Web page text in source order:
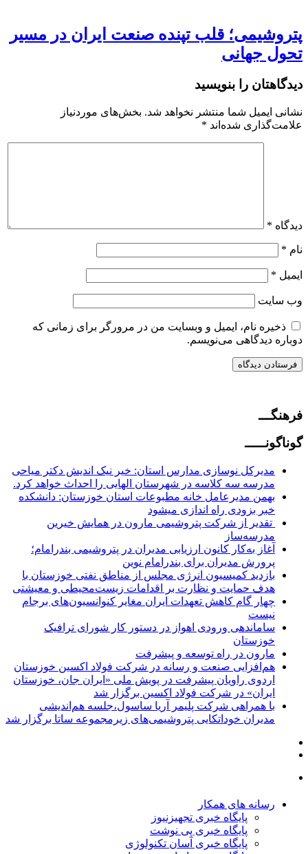
پتروشیمی؛ قلب تپنده صنعت ایران در مسیر
تحول جهانی
دیدگاهتان را بنویسید
نشانی ایمیل شما منتشر نخواهد شد. بخش‌های موردنیاز
علامت‌گذاری شده‌اند *
دیدگاه *
نام *
ایمیل *
وب‌ سایت
ذخیره نام، ایمیل و وبسایت من در مرورگر برای زمانی که
دوباره دیدگاهی می‌نویسم.
فرهنگـــ
گوناگونـــــ
مدیرکل نوسازی مدارس استان: خیر نیک اندیش دکتر میاحی
مدرسه سه کلاسه در شهرستان الهایی را احداث خواهد کرد.
بهمن مدیرعامل خانه مطبوعات استان خوزستان: دانشکده
خبر بزودی راه اندازی میشود
تقدیر از شرکت پتروشیمی مارون در همایش خیرین
مدرسه‌ساز
آغاز به‌کار کانون ارزیابی مدیران در پتروشیمی بندرامام؛
پرورش مدیران برای بندرامام نوین
بازدید کمیسیون انرژی مجلس از مناطق نفتی خوزستان با
هدف حمایت و نظارت بر اقدامات زیست‌محیطی و معیشتی
چهار گام کاهش تعهدات ایران مغایر کنوانسیون‌های برجام
نیست
ساماندهی ورودی اهواز در دستور کار شورای ترافیک
خوزستان
مارون در راه توسعه و پیشرفت
هم‌افزایی صنعت و رسانه در شرکت فولاد اکسین خوزستان
اردوی راویان پیشرفت در پویش ملی «ایران جان، خوزستان
ایران» در شرکت فولاد اکسین برگزار شد
با همراهی شرکت پلیمر آریا ساسول،جلسه هم‌اندیشی
مدیران خوداتکایی پتروشیمی‌های زیرمجموعه ساتا برگزار شد
رسانه های همکار
پایگاه خبری تجهیزنیوز
پایگاه خبری پی نوشت
پایگاه خبری آسان تکنولوژی